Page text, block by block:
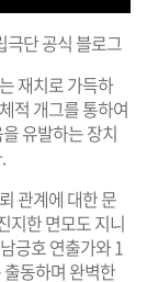
극단 공식 블로그
재치로 가득하
적 개그를 통하여
유발하는 장치
관계에 대한 문
지한 면모도 지니
긍호 연출가와 1
동하며 완벽한